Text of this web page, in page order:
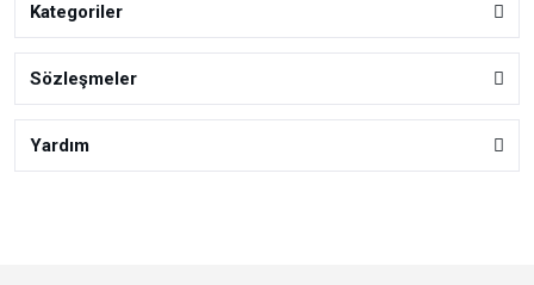
Kategoriler
Sözleşmeler
Yardım